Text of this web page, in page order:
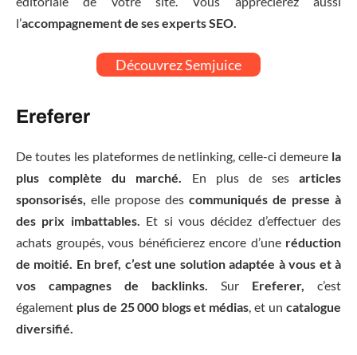
l’accompagnement de ses experts SEO.
Découvrez Semjuice
Ereferer
De toutes les plateformes de netlinking, celle-ci demeure la
plus complète du marché.
En plus de ses articles
sponsorisés, elle propose des communiqués de presse à
des prix imbattables. Et si vous décidez d’effectuer des
achats groupés, vous bénéficierez encore d’uneréduction
de moitié. En bref, c’est une solution adaptée à vous et à
vos campagnes de backlinks. Sur Ereferer, c’est
également plus de 25 000 blogs et médias , et uncatalogue
diversifié.